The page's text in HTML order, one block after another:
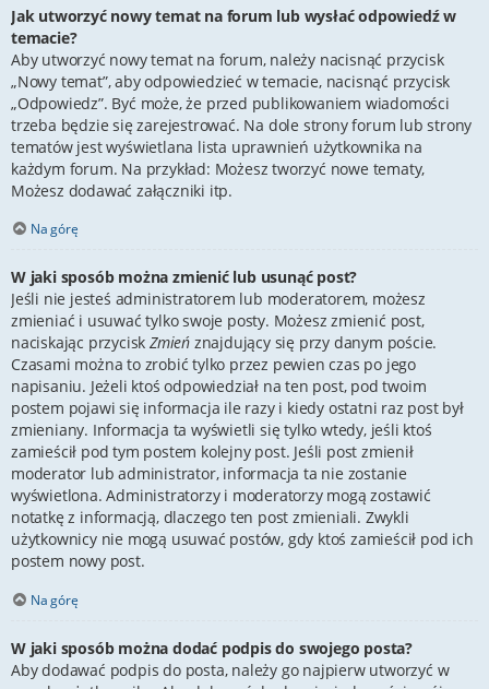
Jak utworzyć nowy temat na forum lub wysłać odpowiedź w
temacie?
Aby utworzyć nowy temat na forum, należy nacisnąć przycisk
„Nowy temat”, aby odpowiedzieć w temacie, nacisnąć przycisk
„Odpowiedz”. Być może, że przed publikowaniem wiadomości
trzeba będzie się zarejestrować. Na dole strony forum lub strony
tematów jest wyświetlana lista uprawnień użytkownika na
każdym forum. Na przykład: Możesz tworzyć nowe tematy,
Możesz dodawać załączniki itp.
Na górę
W jaki sposób można zmienić lub usunąć post?
Jeśli nie jesteś administratorem lub moderatorem, możesz
zmieniać i usuwać tylko swoje posty. Możesz zmienić post,
naciskając przyciskZmień znajdujący się przy danym poście.
Czasami można to zrobić tylko przez pewien czas po jego
napisaniu. Jeżeli ktoś odpowiedział na ten post, pod twoim
postem pojawi się informacja ile razy i kiedy ostatni raz post był
zmieniany. Informacja ta wyświetli się tylko wtedy, jeśli ktoś
zamieścił pod tym postem kolejny post. Jeśli post zmienił
moderator lub administrator, informacja ta nie zostanie
wyświetlona. Administratorzy i moderatorzy mogą zostawić
notatkę z informacją, dlaczego ten post zmieniali. Zwykli
użytkownicy nie mogą usuwać postów, gdy ktoś zamieścił pod ich
postem nowy post.
Na górę
W jaki sposób można dodać podpis do swojego posta?
Aby dodawać podpis do posta, należy go najpierw utworzyć w